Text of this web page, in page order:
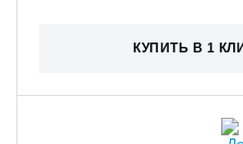
КУПИТЬ В 1